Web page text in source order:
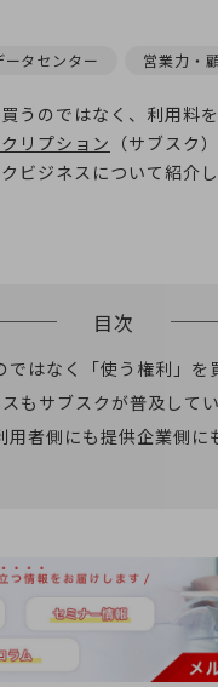
ンター
タセンター 営業力・
うのではなく、利用料
リプション （サブスク
ビジネスについて紹介し
目次
ではなく「使う権利」を
もサブスクが普及して
用者側にも提供企業側に